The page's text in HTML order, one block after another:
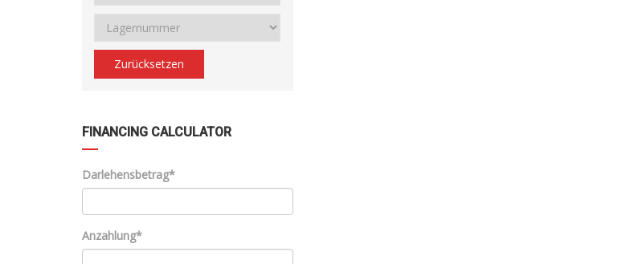
Zurücksetzen
FINANCING CALCULATOR
Darlehensbetrag*
Anzahlung*